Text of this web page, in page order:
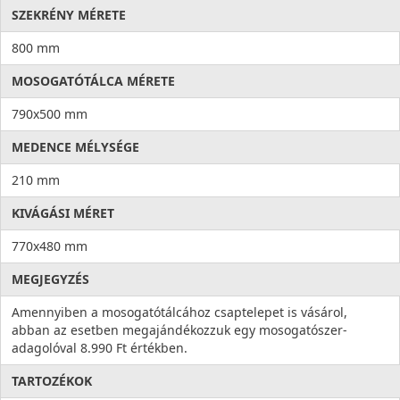
SZEKRÉNY MÉRETE
800 mm
MOSOGATÓTÁLCA MÉRETE
790x500 mm
MEDENCE MÉLYSÉGE
210 mm
KIVÁGÁSI MÉRET
770x480 mm
MEGJEGYZÉS
Amennyiben a mosogatótálcához csaptelepet is vásárol,
abban az esetben megajándékozzuk egy mosogatószer-
adagolóval 8.990 Ft értékben.
TARTOZÉKOK